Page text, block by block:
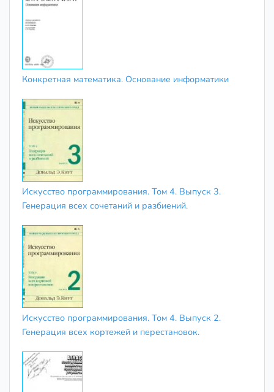
Конкретная математика. Основание информатики
Искусство программирования. Том 4. Выпуск 3.
Генерация всех сочетаний и разбиений.
Искусство программирования. Том 4. Выпуск 2.
Генерация всех кортежей и перестановок.